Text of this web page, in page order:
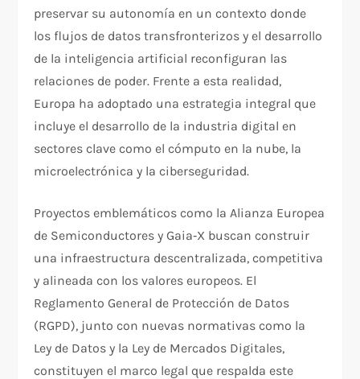
preservar su autonomía en un contexto donde
los flujos de datos transfronterizos y el desarrollo
de la inteligencia artificial reconfiguran las
relaciones de poder. Frente a esta realidad,
Europa ha adoptado una estrategia integral que
incluye el desarrollo de la industria digital en
sectores clave como el cómputo en la nube, la
microelectrónica y la ciberseguridad.
Proyectos emblemáticos como la Alianza Europea
de Semiconductores y Gaia‑X buscan construir
una infraestructura descentralizada, competitiva
y alineada con los valores europeos. El
Reglamento General de Protección de Datos
(RGPD), junto con nuevas normativas como la
Ley de Datos y la Ley de Mercados Digitales,
constituyen el marco legal que respalda este